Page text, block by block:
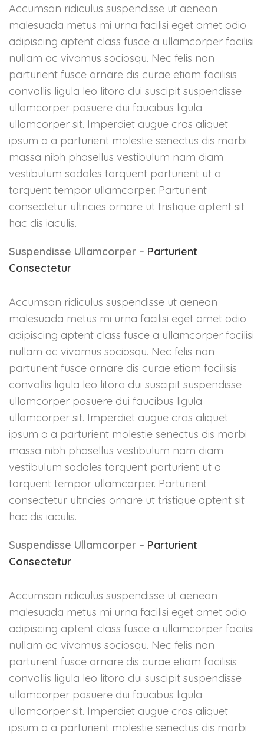
Accumsan ridiculus suspendisse ut aenean
malesuada metus mi urna facilisi eget amet odio
adipiscing aptent class fusce a ullamcorper facilisi
nullam ac vivamus sociosqu. Nec felis non
parturient fusce ornare dis curae etiam facilisis
convallis ligula leo litora dui suscipit suspendisse
ullamcorper posuere dui faucibus ligula
ullamcorper sit. Imperdiet augue cras aliquet
ipsum a a parturient molestie senectus dis morbi
massa nibh phasellus vestibulum nam diam
vestibulum sodales torquent parturient ut a
torquent tempor ullamcorper. Parturient
consectetur ultricies ornare ut tristique aptent sit
hac dis iaculis.
Suspendisse Ullamcorper – Parturient
Consectetur
Accumsan ridiculus suspendisse ut aenean
malesuada metus mi urna facilisi eget amet odio
adipiscing aptent class fusce a ullamcorper facilisi
nullam ac vivamus sociosqu. Nec felis non
parturient fusce ornare dis curae etiam facilisis
convallis ligula leo litora dui suscipit suspendisse
ullamcorper posuere dui faucibus ligula
ullamcorper sit. Imperdiet augue cras aliquet
ipsum a a parturient molestie senectus dis morbi
massa nibh phasellus vestibulum nam diam
vestibulum sodales torquent parturient ut a
torquent tempor ullamcorper. Parturient
consectetur ultricies ornare ut tristique aptent sit
hac dis iaculis.
Suspendisse Ullamcorper – Parturient
Consectetur
Accumsan ridiculus suspendisse ut aenean
malesuada metus mi urna facilisi eget amet odio
adipiscing aptent class fusce a ullamcorper facilisi
nullam ac vivamus sociosqu. Nec felis non
parturient fusce ornare dis curae etiam facilisis
convallis ligula leo litora dui suscipit suspendisse
ullamcorper posuere dui faucibus ligula
ullamcorper sit. Imperdiet augue cras aliquet
ipsum a a parturient molestie senectus dis morbi